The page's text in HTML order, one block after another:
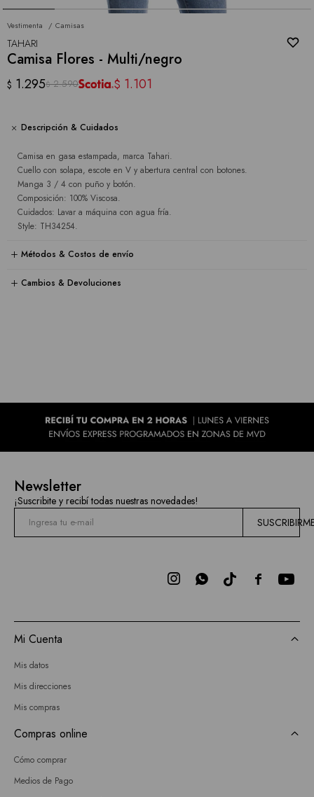
Vestimenta Camisas
TAHARI
Camisa Flores - Multi/negro
$ 1.295$ 2.590 $ 1.101
Descripción & Cuidados
Camisa en gasa estampada, marca Tahari.
Cuello con solapa, escote en V y abertura central con botones.
Manga 3 / 4 con puño y botón.
Composición: 100% Viscosa.
Cuidados: Lavar a máquina con agua fría.
Style: TH34254.
Métodos & Costos de envío
Cambios & Devoluciones
Newsletter
¡Suscribite y recibí todas nuestras novedades!

 
Mi Cuenta
Mis datos
Mis direcciones
Mis compras
Compras online
Cómo comprar
Medios de Pago